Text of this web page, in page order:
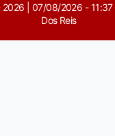
| 07/08/2026 - 11:37
Dos Reis